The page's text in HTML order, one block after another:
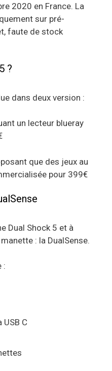
2020 en France. La
sur pré-
faute de stock
?
dans deux version :
un lecteur blueray
que des jeux au
pour 399€
Dual Shock 5 et à
: la DualSense.
:
USB C